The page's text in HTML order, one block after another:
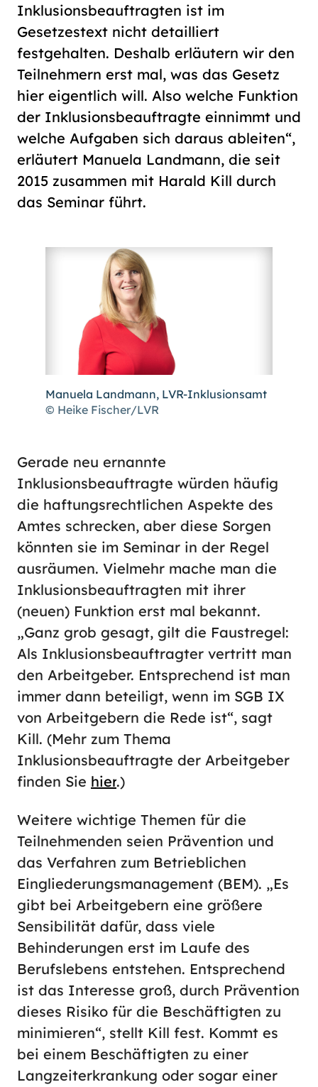
Inklusionsbeauftragten ist im
Gesetzestext nicht detailliert
festgehalten. Deshalb erläutern wir den
Teilnehmern erst mal, was das Gesetz
hier eigentlich will. Also welche Funktion
der Inklusionsbeauftragte einnimmt und
welche Aufgaben sich daraus ableiten“,
erläutert Manuela Landmann, die seit
2015 zusammen mit Harald Kill durch
das Seminar führt.
Manuela Landmann, LVR-Inklusionsamt
© Heike Fischer/LVR
Gerade neu ernannte
Inklusionsbeauftragte würden häufig
die haftungsrechtlichen Aspekte des
Amtes schrecken, aber diese Sorgen
könnten sie im Seminar in der Regel
ausräumen. Vielmehr mache man die
Inklusionsbeauftragten mit ihrer
(neuen) Funktion erst mal bekannt.
„Ganz grob gesagt, gilt die Faustregel:
Als Inklusionsbeauftragter vertritt man
den Arbeitgeber. Entsprechend ist man
immer dann beteiligt, wenn im SGB IX
von Arbeitgebern die Rede ist“, sagt
Kill. (Mehr zum Thema
Inklusionsbeauftragte der Arbeitgeber
finden Sie hier.)
Weitere wichtige Themen für die
Teilnehmenden seien Prävention und
das Verfahren zum Betrieblichen
Eingliederungsmanagement (BEM). „Es
gibt bei Arbeitgebern eine größere
Sensibilität dafür, dass viele
Behinderungen erst im Laufe des
Berufslebens entstehen. Entsprechend
ist das Interesse groß, durch Prävention
dieses Risiko für die Beschäftigten zu
minimieren“, stellt Kill fest. Kommt es
bei einem Beschäftigten zu einer
Langzeiterkrankung oder sogar einer